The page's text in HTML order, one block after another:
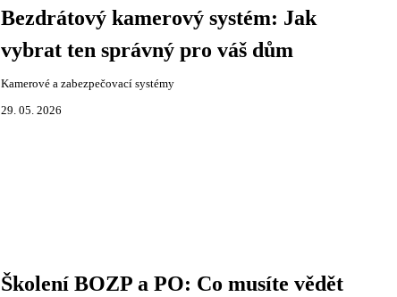
Bezdrátový kamerový systém: Jak
vybrat ten správný pro váš dům
Kamerové a zabezpečovací systémy
29. 05. 2026
Školení BOZP a PO: Co musíte vědět